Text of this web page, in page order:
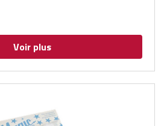
Voir plus